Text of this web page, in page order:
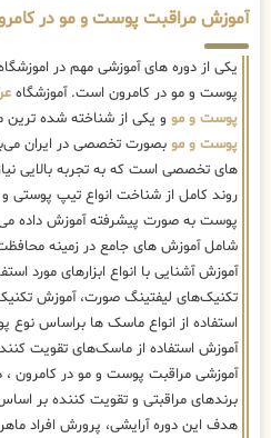
آموزش مراقبت پوست و مو در
یکی از دوره های آموزشی مهم در
پوست و مو در کامرون است. آموزشگاه
پوست و مو و یکی از شناخته شده ترین
پوست و مو بصورت تخصصی در ایران
های تخصصی است که به تجربه بالایی
روند کامل از شناخت انواع تیپ پوستی
پوست به صورت پیشرفته آموزش داده
شامل آموزش های جامع در زمینه
آموزش آشنایی با انواع ابزارهای مورد
تکنیک‌های لیفتینگ صورت، آموزش
استفاده از انواع ماسک ها براساس
آموزش استفاده از ماسک‌های تقویت
آموزشی مراقبت پوست و مو در کامرون ،
برندهای مراقبتی و تقویت کننده بر
هدف این دوره آرایشی، پرورش افراد